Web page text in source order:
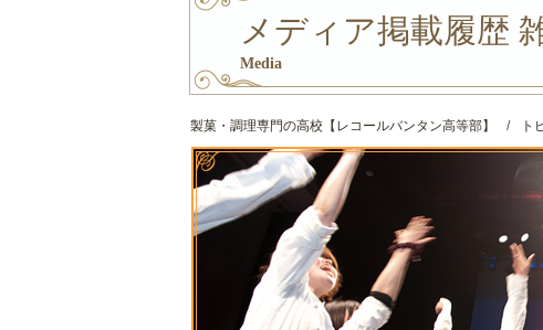
メディア掲載履歴
Media
製菓・調理専門の高校【レコールバンタン高等部】 / ト